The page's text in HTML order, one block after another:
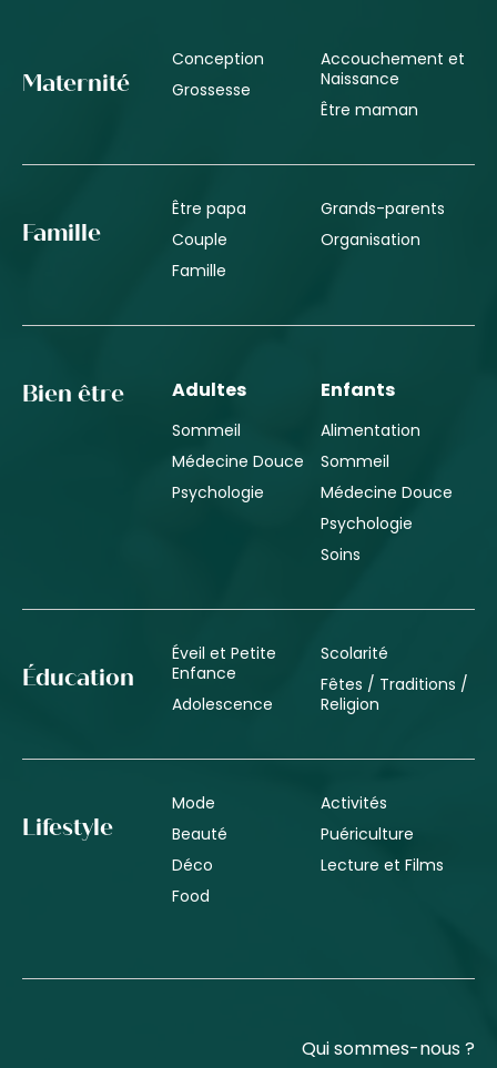
Maternité
Conception
Grossesse
Accouchement et
Naissance
Être maman
Famille
Être papa
Couple
Famille
Grands-parents
Organisation
Bien être Adultes
Sommeil
Médecine Douce
Psychologie
Enfants
Alimentation
Sommeil
Médecine Douce
Psychologie
Soins
Éducation
Éveil et Petite
Enfance
Adolescence
Scolarité
Fêtes / Traditions /
Religion
Lifestyle
Mode
Beauté
Déco
Food
Activités
Puériculture
Lecture et Films
Qui sommes-nous ?